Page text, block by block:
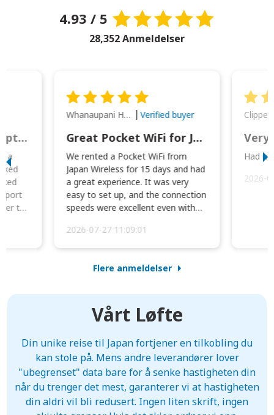
4.93 / 5
28,352 Anmeldelser
This was wonderful option to a family of four. Everything worked smoothly.
a
to
Whanaupani Henry Joseph Macown Verified buyer
Great Pocket WiFi for Japan Travel
We rented a Pocket WiFi from
Japan Wireless for 15 days and had
a great experience. It was very
easy to set up, and the connection
speeds were excellent even with
2026-07-27 11:09:01
Very
Had
2026-
Flere anmeldelser
Vårt Løfte
Din unike reise til Japan fortjener en tilkobling du
kan stole på. Mens andre leverandører lover
"ubegrenset" data bare for å senke hastigheten din
når du trenger det mest, garanterer vi at hastigheten
din aldri vil bli redusert. Ingen liten skrift, ingen